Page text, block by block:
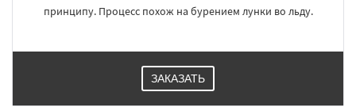
принципу. Процесс похож на бурением лунки во льду.
ЗАКАЗАТЬ